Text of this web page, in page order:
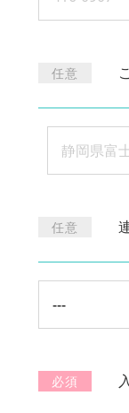
任意
任意
必須